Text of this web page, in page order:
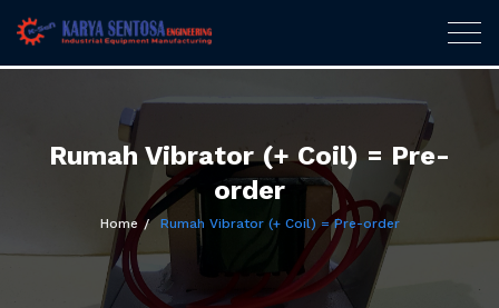
Karya Sentosa
Engineering
Rumah Vibrator (+ Coil) = Pre-
order
Home Rumah Vibrator (+ Coil) = Pre-order